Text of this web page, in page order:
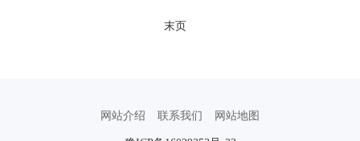
末页
网站介绍 联系我们 网站地图